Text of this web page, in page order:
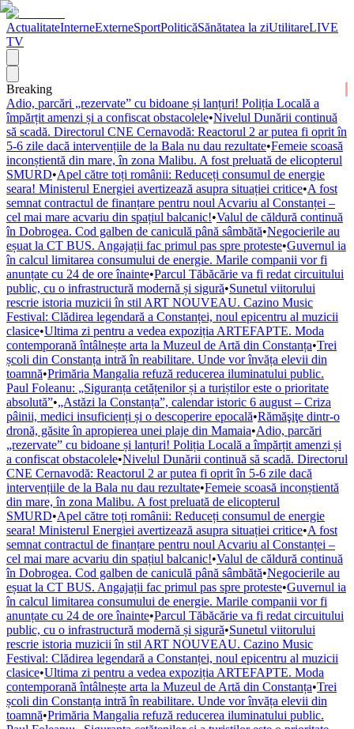
ActualitateInterneExterneSportPoliticăSănătatea la ziUtilitareLIVE
TV
Breaking
Adio, parcări „rezervate” cu bidoane și lanțuri! Poliția Locală a
împărțit amenzi și a confiscat obstacolele•Nivelul Dunării continuă
să scadă. Directorul CNE Cernavodă: Reactorul 2 ar putea fi oprit în
5-6 zile dacă intervențiile de la Bala nu dau rezultate•Femeie scoasă
inconștientă din mare, în zona Malibu. A fost preluată de elicopterul
SMURD•Apel către toți românii: Reduceți consumul de energie
seara! Ministerul Energiei avertizează asupra situației critice•A fost
semnat contractul de finanțare pentru noul Acvariu al Constanței –
cel mai mare acvariu din spațiul balcanic!•Valul de căldură continuă
în Dobrogea. Cod galben de caniculă până sâmbătă•Negocierile au
eșuat la CT BUS. Angajații fac primul pas spre proteste•Guvernul ia
în calcul limitarea consumului de energie. Marile companii vor fi
anunțate cu 24 de ore înainte•Parcul Tăbăcărie va fi redat circuitului
public, cu o infrastructură modernă și sigură•Sunetul viitorului
rescrie istoria muzicii în stil ART NOUVEAU. Cazino Music
Festival: Clădirea legendară a Constanței, noul epicentru al muzicii
clasice•Ultima zi pentru a vedea expoziția ARTEFAPTE. Moda
contemporană întâlnește arta la Muzeul de Artă din Constanța•Trei
școli din Constanța intră în reabilitare. Unde vor învăța elevii din
toamnă•Primăria Mangalia refuză reducerea iluminatului public.
Paul Foleanu: „Siguranța cetățenilor și a turiștilor este o prioritate
absolută”•„Astăzi la Constanța”, calendar istoric 6 august – Criza
pâinii, medici insuficienți și o descoperire epocală•Rămăşiţe dintr-o
dronă, găsite în apropierea unei plaje din Mamaia•Adio, parcări
„rezervate” cu bidoane și lanțuri! Poliția Locală a împărțit amenzi și
a confiscat obstacolele•Nivelul Dunării continuă să scadă. Directorul
CNE Cernavodă: Reactorul 2 ar putea fi oprit în 5-6 zile dacă
intervențiile de la Bala nu dau rezultate•Femeie scoasă inconștientă
din mare, în zona Malibu. A fost preluată de elicopterul
SMURD•Apel către toți românii: Reduceți consumul de energie
seara! Ministerul Energiei avertizează asupra situației critice•A fost
semnat contractul de finanțare pentru noul Acvariu al Constanței –
cel mai mare acvariu din spațiul balcanic!•Valul de căldură continuă
în Dobrogea. Cod galben de caniculă până sâmbătă•Negocierile au
eșuat la CT BUS. Angajații fac primul pas spre proteste•Guvernul ia
în calcul limitarea consumului de energie. Marile companii vor fi
anunțate cu 24 de ore înainte•Parcul Tăbăcărie va fi redat circuitului
public, cu o infrastructură modernă și sigură•Sunetul viitorului
rescrie istoria muzicii în stil ART NOUVEAU. Cazino Music
Festival: Clădirea legendară a Constanței, noul epicentru al muzicii
clasice•Ultima zi pentru a vedea expoziția ARTEFAPTE. Moda
contemporană întâlnește arta la Muzeul de Artă din Constanța•Trei
școli din Constanța intră în reabilitare. Unde vor învăța elevii din
toamnă•Primăria Mangalia refuză reducerea iluminatului public.